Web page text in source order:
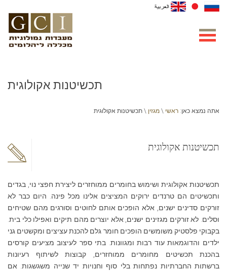
תכשיטנות אקולוגית
אתה נמצא כאן: ראשי \ מגזין \ תכשיטנות אקולוגית
תכשיטנות אקולוגית
תכשיטנות אקולוגית ושימוש בחומרים ממוחזרים ליצירת חפצי נוי, בגדים
ותכשיטים הם טרנדים ירוקים המציצים אלינו מכל פינה. היום כבר לא
זורקים סדינים ישנים, אלא הופכים אותם לחוטים וסורגים מהם שטיחים
וסלים. לא זורקים מגזינים ישנים, אלא יוצרים מהם תיקים ואפילו כלי בית.
בקבוקי פלסטיק משומשים הופכים חומר גלם להכנת עציצים ומקשטים גני
ילדים והדוגמאות עוד רבות ומגוונות. בתי ספר לעיצוב מציעים קורסים
בהכנת תכשיטים מחומרים ממוחזרים, קבוצות לשיתוף רעיונות
ברשתות החברתיות נפתחות בלי סוף וחנויות יד שנייה משגשגות. אם